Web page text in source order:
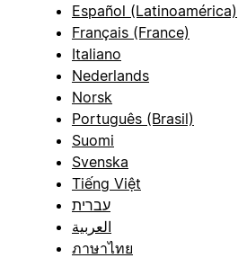
Español (Latinoamérica)
Français (France)
Italiano
Nederlands
Norsk
Português (Brasil)
Suomi
Svenska
Tiếng Việt
עברית
العربية
ภาษาไทย